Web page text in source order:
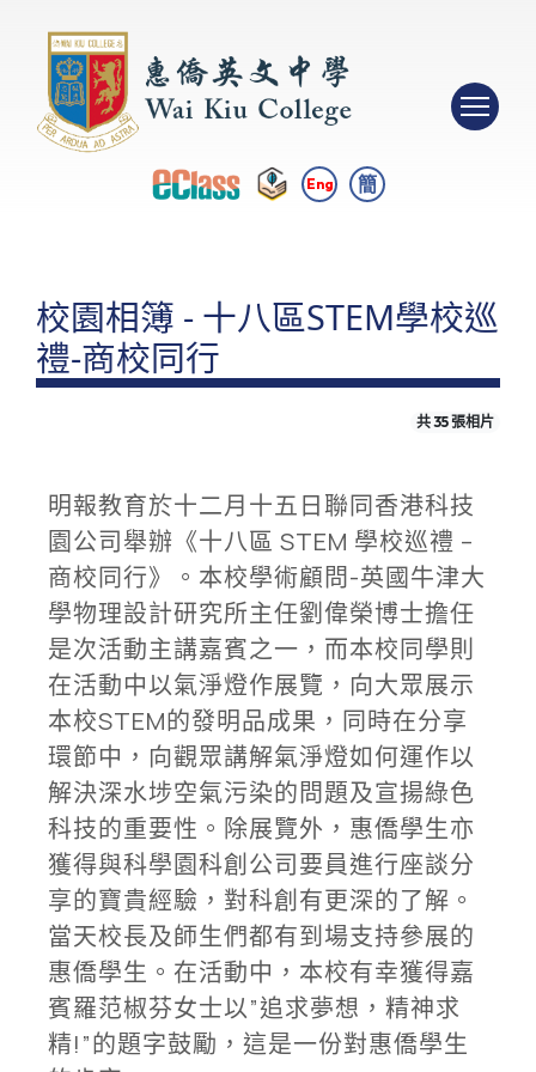
Eng 簡
校園相簿 - 十八區STEM學校巡
禮-商校同行
共 35 張相片
明報教育於十二月十五日聯同香港科技
園公司舉辦《十八區 STEM 學校巡禮 –
商校同行》。本校學術顧問-英國牛津大
學物理設計研究所主任劉偉榮博士擔任
是次活動主講嘉賓之一，而本校同學則
在活動中以氣淨燈作展覽，向大眾展示
本校STEM的發明品成果，同時在分享
環節中，向觀眾講解氣淨燈如何運作以
解決深水埗空氣污染的問題及宣揚綠色
科技的重要性。除展覽外，惠僑學生亦
獲得與科學園科創公司要員進行座談分
享的寶貴經驗，對科創有更深的了解。
當天校長及師生們都有到場支持參展的
惠僑學生。在活動中，本校有幸獲得嘉
賓羅范椒芬女士以”追求夢想，精神求
精!”的題字鼓勵，這是一份對惠僑學生